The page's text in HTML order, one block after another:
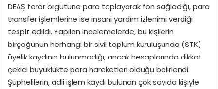
DEAŞ terör örgütüne para toplayarak fon sağladığı, para
transfer işlemlerine ise insani yardım izlenimi verdiği
tespit edildi. Yapılan incelemelerde, bu kişilerin
birçoğunun herhangi bir sivil toplum kuruluşunda (STK)
üyelik kaydının bulunmadığı, ancak hesaplarında dikkat
çekici büyüklükte para hareketleri olduğu belirlendi.
Şüphelilerin, adli işlem kaydı bulunan çok sayıda kişiyle